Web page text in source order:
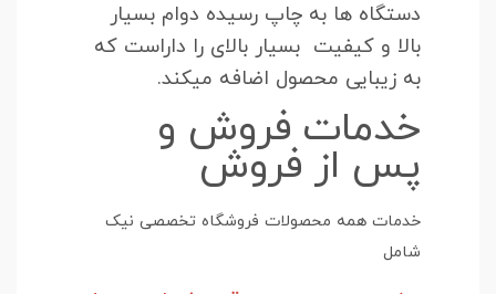
دستگاه ها به چاپ رسیده دوام بسیار
بالا و کیفیت بسیار بالای را داراست که
به زیبایی محصول اضافه میکند.
خدمات فروش و
پس از فروش
خدمات همه محصولات فروشگاه تخصصی نیک
شامل